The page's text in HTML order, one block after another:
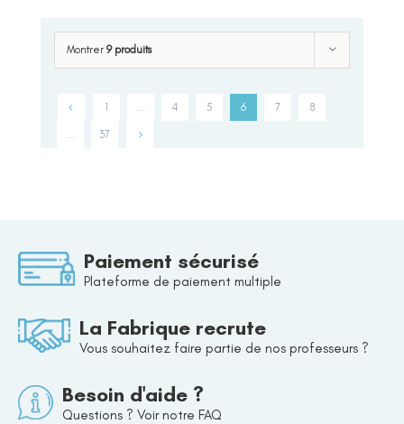
Montrer 9 produits
1 4 5 6 7 8
37
Paiement sécurisé
Plateforme de paiement multiple
La Fabrique recrute
Vous souhaitez faire partie de nos professeurs ?
Besoin d'aide ?
Questions ? Voir notre FAQ